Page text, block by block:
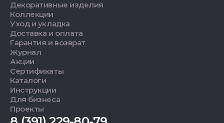
Декоративные изделия
Коллекции
Уход и укладка
Доставка и оплата
Гарантия и возврат
Журнал
Акции
Сертификаты
Каталоги
Инструкции
Для бизнеса
Проекты